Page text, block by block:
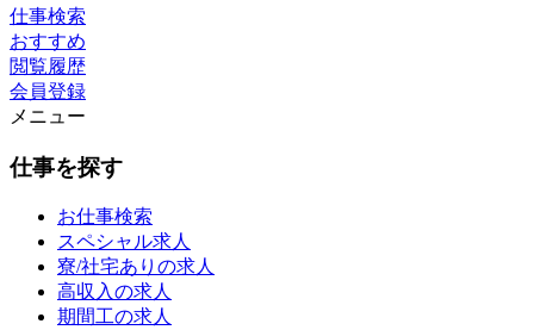
仕事検索
おすすめ
閲覧履歴
会員登録
メニュー
仕事を探す
お仕事検索
スペシャル求人
寮/社宅ありの求人
高収入の求人
期間工の求人